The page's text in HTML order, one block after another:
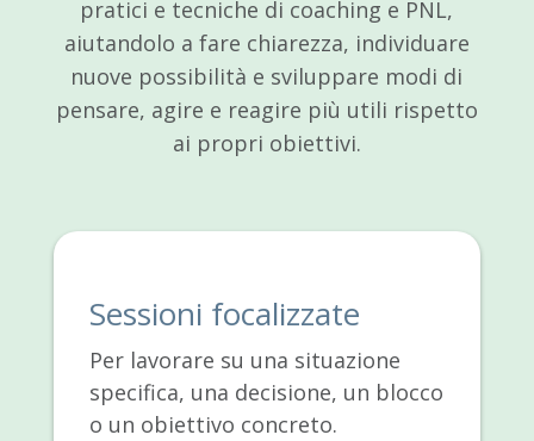
pratici e tecniche di coaching e PNL,
aiutandolo a fare chiarezza, individuare
nuove possibilità e sviluppare modi di
pensare, agire e reagire più utili rispetto
ai propri obiettivi.
Sessioni focalizzate
Per lavorare su una situazione
specifica, una decisione, un blocco
o un obiettivo concreto.